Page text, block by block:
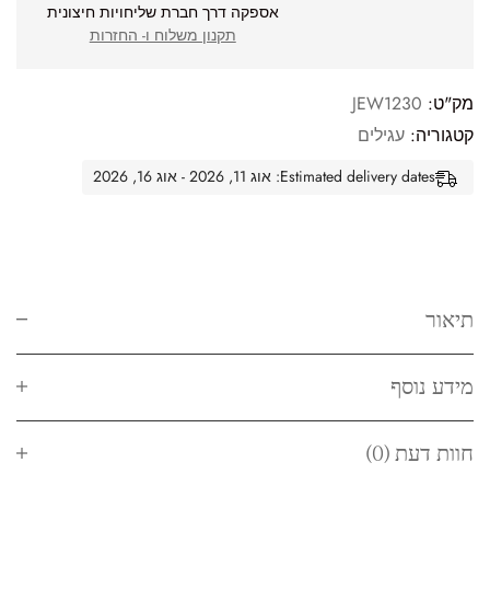
אספקה דרך חברת שליחויות חיצונית
תקנון משלוח ו- החזרות
מק"ט: JEW1230
קטגוריה: עגילים
Estimated delivery dates: אוג 11, 2026 - אוג 16, 2026
תיאור
מידע נוסף
חוות דעת (0)